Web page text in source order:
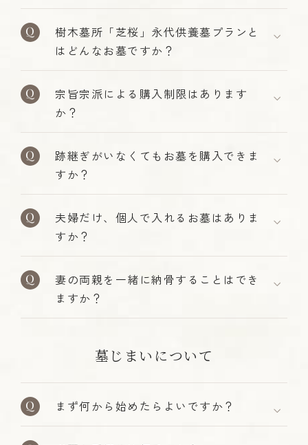
樹木墓所「芝桜」永代供養墓プランと
はどんなお墓ですか？
宗旨宗派による購入制限はあります
か？
跡継ぎがいなくてもお墓を購入できま
すか？
夫婦だけ、個人で入れるお墓はありま
すか？
妻の両親を一緒に納骨することはでき
ますか？
墓じまいについて
まず何から始めたらよいですか？